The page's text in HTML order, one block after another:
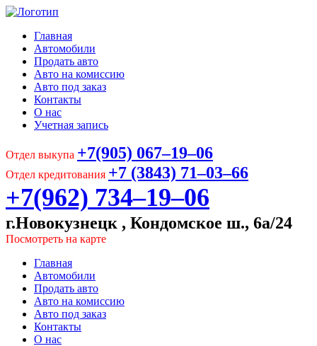
Главная
Автомобили
Продать авто
Авто на комиссию
Авто под заказ
Контакты
О нас
Учетная запись
Отдел выкупа +7(905) 067‒19‒06
Отдел кредитования +7 (3843) 71‒03‒66
+7(962) 734‒19‒06
г.Новокузнецк , Кондомское ш., 6а/24
Посмотреть на карте
Главная
Автомобили
Продать авто
Авто на комиссию
Авто под заказ
Контакты
О нас